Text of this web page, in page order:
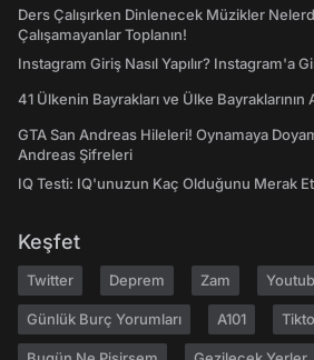
Ders Çalışırken Dinlenecek Müzikler
Çalışamayanlar Toplanın!
Instagram Giriş Nasıl Yapılır? Instagram'a
41 Ülkenin Bayrakları ve Ülke Bayraklarının
GTA San Andreas Hileleri! Oynamaya
Andreas Şifreleri
IQ Testi: IQ'unuzun Kaç Olduğunu Merak
Keşfet
Twitter Deprem Zam
Günlük Burç Yorumları A101